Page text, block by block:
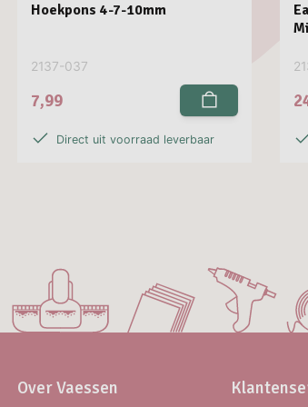
Hoekpons 4-7-10mm
2137-037
7,99
Direct uit voorraad leverbaar
Over Vaessen